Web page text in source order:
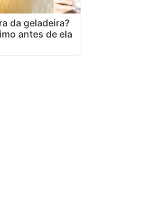
da geladeira?
antes de ela